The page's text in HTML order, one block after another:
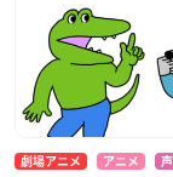
劇場アニメ アニメ